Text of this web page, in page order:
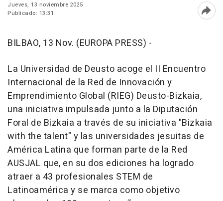
Jueves, 13 noviembre 2025
Publicado: 13:31
BILBAO, 13 Nov. (EUROPA PRESS) -
La Universidad de Deusto acoge el II Encuentro
Internacional de la Red de Innovación y
Emprendimiento Global (RIEG) Deusto-Bizkaia,
una iniciativa impulsada junto a la Diputación
Foral de Bizkaia a través de su iniciativa "Bizkaia
with the talent" y las universidades jesuitas de
América Latina que forman parte de la Red
AUSJAL que, en su dos ediciones ha logrado
atraer a 43 profesionales STEM de
Latinoamérica y se marca como objetivo